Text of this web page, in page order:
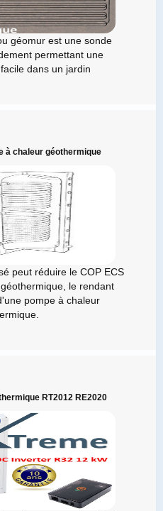
géomur est une sonde
permettant une
dans un jardin
à chaleur géothermique
peut réduire le COP ECS
le rendant
pompe à chaleur
RT2012 RE2020